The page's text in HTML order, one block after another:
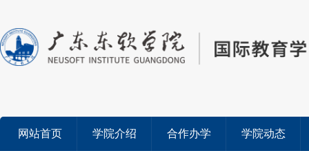
网站首页 学院介绍 合作办学 学院动态